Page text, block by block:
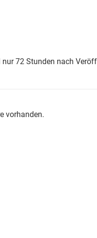
72 Stunden nach
vorhanden.